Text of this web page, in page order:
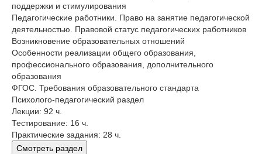
поддержки и стимулирования
Педагогические работники. Право на занятие педагогической
деятельностью. Правовой статус педагогических работников
Возникновение образовательных отношений
Особенности реализации общего образования,
профессионального образования, дополнительного
образования
ФГОС. Требования образовательного стандарта
Психолого-педагогический раздел
Лекции: 92 ч.
Тестирование: 16 ч.
Практические задания: 28 ч.
Смотреть раздел